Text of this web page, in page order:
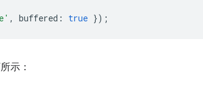
, buffered : true });
示：